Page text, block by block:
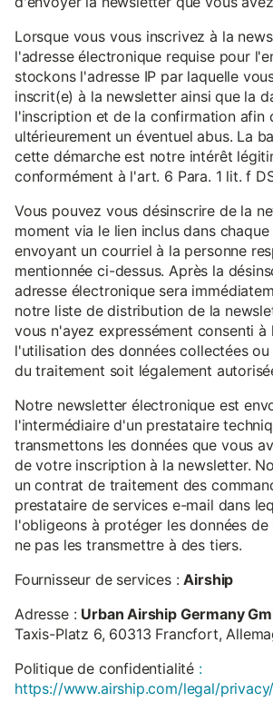
Lorsque vous vous inscrivez à la
l'adresse électronique requise pour
stockons l'adresse IP par laquelle
inscrit(e) à la newsletter ainsi que la
l'inscription et de la confirmation afin
ultérieurement un éventuel abus. La
cette démarche est notre intérêt
conformément à l'art. 6 Para. 1 lit. f
Vous pouvez vous désinscrire de la
moment via le lien inclus dans
envoyant un courriel à la personne
mentionnée ci-dessus. Après la
adresse électronique sera
notre liste de distribution de la
vous n'ayez expressément consenti à
l'utilisation des données collectées
du traitement soit légalement
Notre newsletter électronique est
l'intermédiaire d'un prestataire
transmettons les données que vous
de votre inscription à la newsletter.
un contrat de traitement des
prestataire de services e-mail dans
l'obligeons à protéger les données
ne pas les transmettre à des tiers.
Fournisseur de services :Airship
Adresse : Urban Airship Germany
Taxis-Platz 6, 60313 Francfort,
Politique de confidentialité :
https://www.airship.com/legal/privacy/